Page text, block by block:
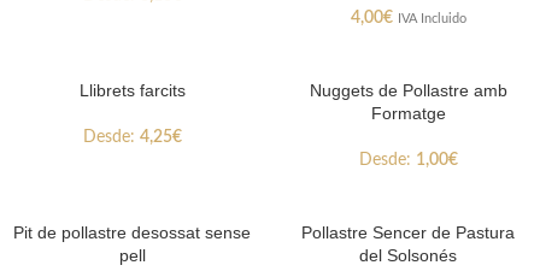
4,00€ IVA Incluido
Llibrets farcits
Desde: 4,25€
Nuggets de Pollastre amb
Formatge
Desde: 1,00€
Pit de pollastre desossat sense
pell
Pollastre Sencer de Pastura
del Solsonés